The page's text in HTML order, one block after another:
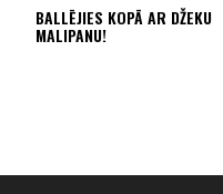
BALLĒJIES KOPĀ AR DŽEKU
MALIPANU!